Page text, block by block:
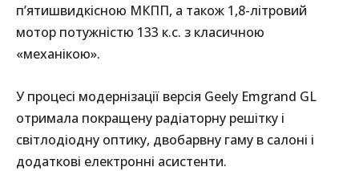
п’ятишвидкісною МКПП, а також 1,8-літровий
мотор потужністю 133 к.с. з класичною
«механікою».
У процесі модернізації версія Geely Emgrand GL
отримала покращену радіаторну решітку і
світлодіодну оптику, двобарвну гаму в салоні і
додаткові електронні асистенти.